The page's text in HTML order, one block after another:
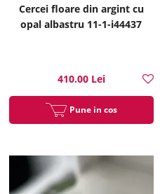
Cercei floare din argint cu
opal albastru 11-1-i44437
410.00 Lei
Pune in cos